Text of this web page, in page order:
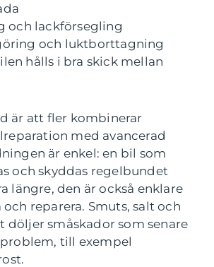
och lackförsegling
och luktborttagning
hålls i bra skick mellan
är att fler kombinerar
med avancerad
är enkel: en bil som
och skyddas regelbundet
längre, den är också enklare
reparera. Smuts, salt och
döljer småskador som senare
till exempel